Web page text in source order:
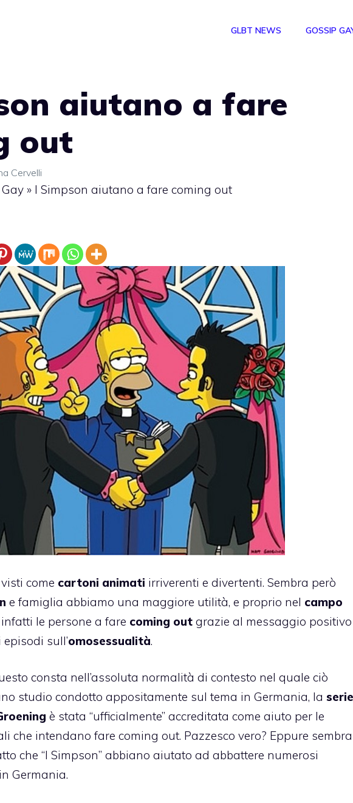
GLBT NEWS GOSSIP
aiutano a fare
out
Cervelli
» I Simpson aiutano a fare coming out
come cartoni animati irriverenti e divertenti. Sembra però
e famiglia abbiamo una maggiore utilità, e proprio nel campo
le persone a fare coming out grazie al messaggio positivo
sull’omosessualità.
consta nell’assoluta normalità di contesto nel quale ciò
studio condotto appositamente sul tema in Germania, la serie
è stata “ufficialmente” accreditata come aiuto per le
che intendano fare coming out. Pazzesco vero? Eppure sembra
che “I Simpson” abbiano aiutato ad abbattere numerosi
Germania.